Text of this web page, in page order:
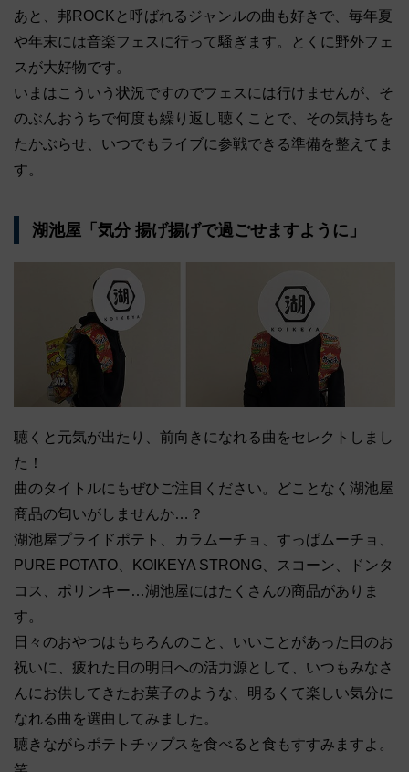
あと、邦ROCKと呼ばれるジャンルの曲も好きで、毎年夏
や年末には音楽フェスに行って騒ぎます。とくに野外フェ
スが大好物です。
いまはこういう状況ですのでフェスには行けませんが、そ
のぶんおうちで何度も繰り返し聴くことで、その気持ちを
たかぶらせ、いつでもライブに参戦できる準備を整えてま
す。
湖池屋「気分 揚げ揚げで過ごせますように」
聴くと元気が出たり、前向きになれる曲をセレクトしまし
た！
曲のタイトルにもぜひご注目ください。どことなく湖池屋
商品の匂いがしませんか…？
湖池屋プライドポテト、カラムーチョ、すっぱムーチョ、
PURE POTATO、KOIKEYA STRONG、スコーン、ドンタ
コス、ポリンキー…湖池屋にはたくさんの商品がありま
す。
日々のおやつはもちろんのこと、いいことがあった日のお
祝いに、疲れた日の明日への活力源として、いつもみなさ
んにお供してきたお菓子のような、明るくて楽しい気分に
なれる曲を選曲してみました。
聴きながらポテトチップスを食べると食もすすみますよ。